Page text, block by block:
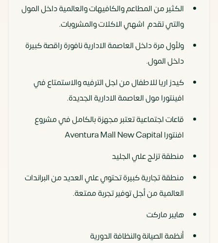
الكثير من المطاعم والكافيهات والعالمية داخل المول
والتي تقدم اشهي الاكلات والمشروبات.
ولأول مرة داخل العاصمة الادارية نافورة راقصة كبيرة
داخل المول.
كيدز اريا للاطفال من اجل الترفيه والاستمتاع في
افينتورا مول العاصمة الادارية الجديدة.
قاعات اجتماعية تعتبر مجهزة بالكامل في مشروع
افنتورا Aventura Mall New Capital
منطقة تزلج علي الجليد
منطقة تجارية كبيرة تحتوي علي العديد من البراندات
العالمية من أجل توفير تجربة ممتعة.
هايبر ماركت
أنظمة الصيانة والنظافة الدورية